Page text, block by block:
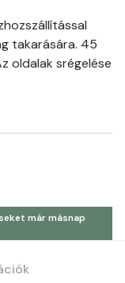
takarására. 45
oldalak srégelése
már másnap